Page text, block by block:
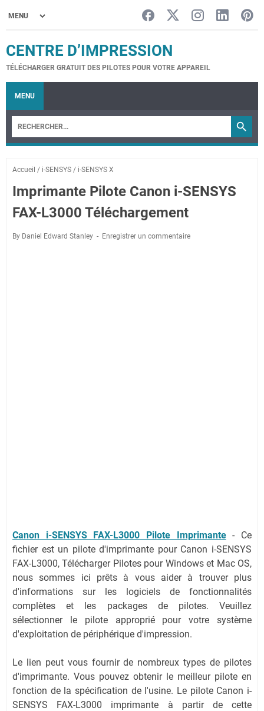
CENTRE D’IMPRESSION
TÉLÉCHARGER GRATUIT DES PILOTES POUR VOTRE APPAREIL
MENU
Accueil / i-SENSYS / i-SENSYS X
Imprimante Pilote Canon i-SENSYS
FAX-L3000 Téléchargement
By Daniel Edward Stanley Enregistrer un commentaire
Canon i-SENSYS FAX-L3000 Pilote Imprimante - Ce
fichier est un pilote d'imprimante pour Canon i-SENSYS
FAX-L3000, Télécharger Pilotes pour Windows et Mac OS,
nous sommes ici prêts à vous aider à trouver plus
d'informations sur les logiciels de fonctionnalités
complètes et les packages de pilotes. Veuillez
sélectionner le pilote approprié pour votre système
d'exploitation de périphérique d'impression.
Le lien peut vous fournir de nombreux types de pilotes
d'imprimante. Vous pouvez obtenir le meilleur pilote en
fonction de la spécification de l'usine. Le pilote Canon i-
SENSYS FAX-L3000 imprimante à partir de cette